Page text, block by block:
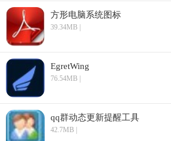
方形电脑系统图标
39.34MB |
EgretWing
76.54MB |
qq群动态更新提醒工具
42.7MB |